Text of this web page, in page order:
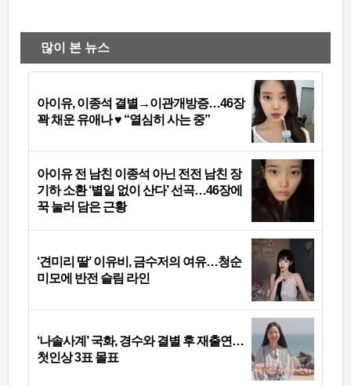
많이 본 뉴스
아이유, 이종석 결별→이관개방증…46장
꽉 채운 유애나 ♥ “열심히 사는 중”
아이유 전 남친 이종석 아닌 전전 남친 장
기하 소환 ‘별일 없이 산다’ 선곡…46장에
꾹 눌러 담은 근황
‘견미리 딸’ 이유비, 금수저의 여유…청순
미모에 반전 슬림 라인
‘나솔사계’ 국화, 경수와 결별 후 재출연…
첫인상 3표 몰표